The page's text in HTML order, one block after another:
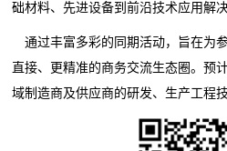
础材料、先进设备到前沿技术应用解
通过丰富多彩的同期活动，旨在为
直接、更精准的商务交流生态圈。预
域制造商及供应商的研发、生产工程